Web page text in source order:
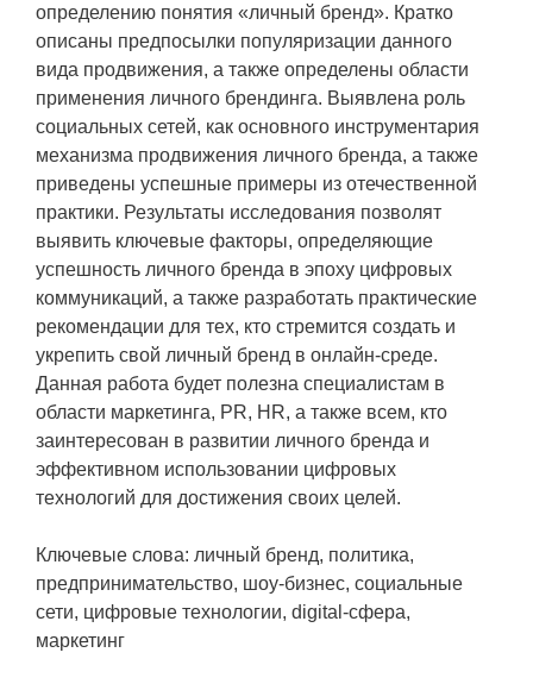
определению понятия «личный бренд». Кратко
описаны предпосылки популяризации данного
вида продвижения, а также определены области
применения личного брендинга. Выявлена роль
социальных сетей, как основного инструментария
механизма продвижения личного бренда, а также
приведены успешные примеры из отечественной
практики. Результаты исследования позволят
выявить ключевые факторы, определяющие
успешность личного бренда в эпоху цифровых
коммуникаций, а также разработать практические
рекомендации для тех, кто стремится создать и
укрепить свой личный бренд в онлайн-среде.
Данная работа будет полезна специалистам в
области маркетинга, PR, HR, а также всем, кто
заинтересован в развитии личного бренда и
эффективном использовании цифровых
технологий для достижения своих целей.
Ключевые слова: личный бренд, политика,
предпринимательство, шоу-бизнес, социальные
сети, цифровые технологии, digital-сфера,
маркетинг